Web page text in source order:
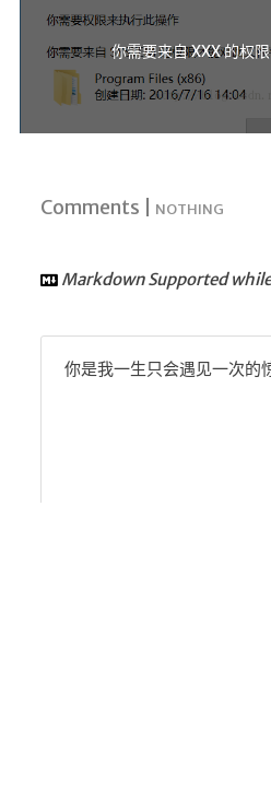
Comments | NOTHING
Markdown Supported
你是我一生只会遇见一次的
百度网盘解析
百度解析_备用
文字重排
id查手机号
临时邮箱
🎮小游戏
红白机资源